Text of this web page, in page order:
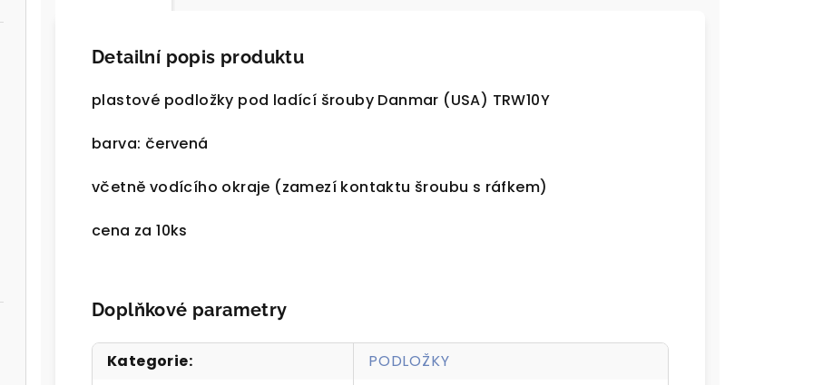
Detailní popis produktu
plastové podložky pod ladící šrouby Danmar (USA) TRW10Y
barva: červená
včetně vodícího okraje (zamezí kontaktu šroubu s ráfkem)
cena za 10ks
Doplňkové parametry
Kategorie:
PODLOŽKY